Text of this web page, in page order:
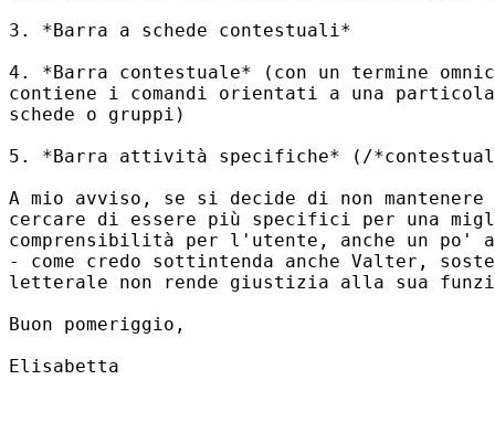
3. *Barra a schede contestuali*
4. *Barra contestuale* (con un termine
contiene i comandi orientati a una
schede o gruppi)
5. *Barra attività specifiche* (/
A mio avviso, se si decide di non
cercare di essere più specifici per una
comprensibilità per l'utente, anche un po'
- come credo sottintenda anche Valter,
letterale non rende giustizia alla sua
Buon pomeriggio,
Elisabetta